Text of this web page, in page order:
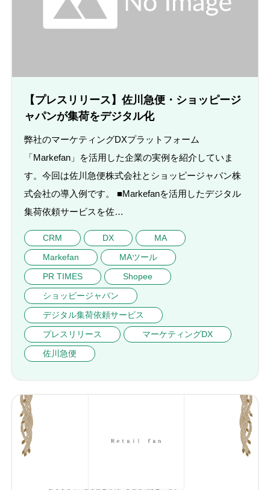
【プレスリリース】佐川急便・ショッピージ
ャパンが集荷をデジタル化
弊社のマーケティングDXプラットフォーム
「Markefan」を活用した企業の実例を紹介していま
す。今回は佐川急便株式会社とショッピージャパン株
式会社の導入例です。 ■Markefanを活用したデジタル
集荷依頼サービスを佐…
CRM DX
MA
Markefan
MAツール
PR TIMES
Shopee
ショッピージャパン
デジタル集荷依頼サービス
プレスリリース
マーケティングDX
佐川急便